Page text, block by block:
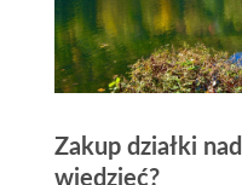
Zakup działki
wiedzieć?